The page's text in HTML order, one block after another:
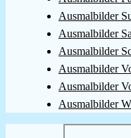
Ausmalbilder
Ausmalbilder
Ausmalbilder
Ausmalbilder
Ausmalbilder
Ausmalbilder